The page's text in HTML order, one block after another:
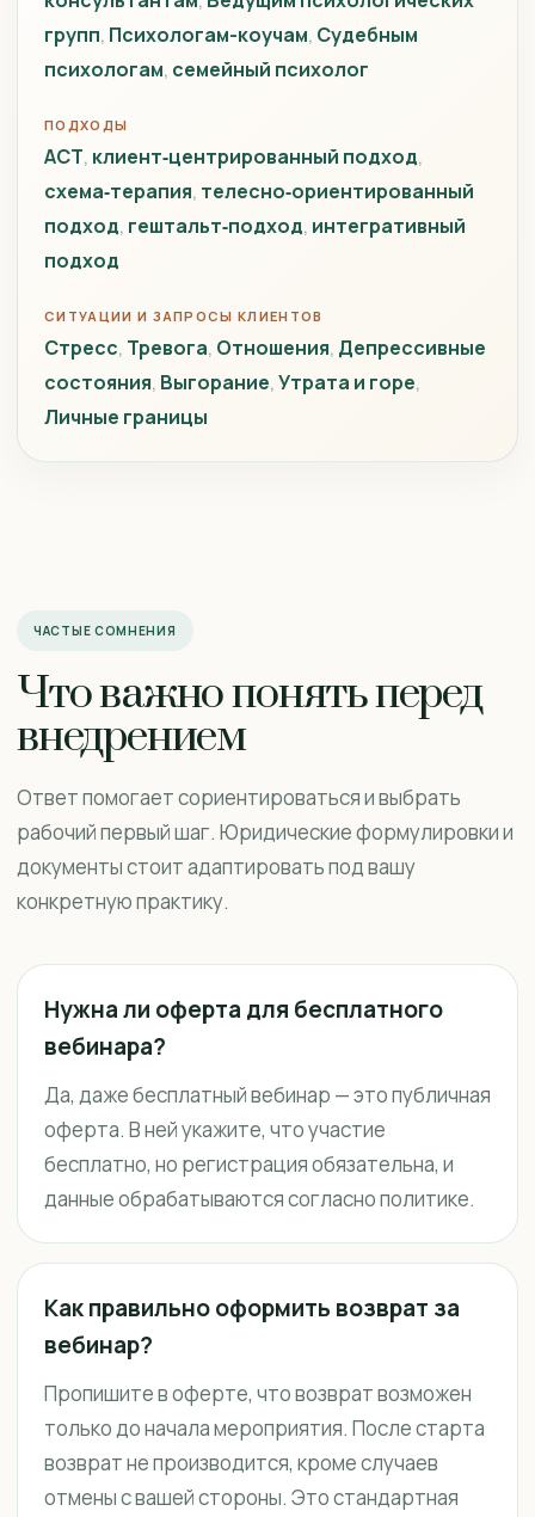
групп Психологам-коучам Судебным
психологам семейный психолог
ПОДХОДЫ
ACT клиент‑центрированный подход
схема‑терапия телесно‑ориентированный
подход гештальт‑подход интегративный
подход
СИТУАЦИИ И ЗАПРОСЫ КЛИЕНТОВ
Стресс Тревога Отношения Депрессивные
состояния Выгорание Утрата и горе
Личные границы
ЧАСТЫЕ СОМНЕНИЯ
Что важно понять перед
внедрением
Ответ помогает сориентироваться и выбрать
рабочий первый шаг. Юридические формулировки и
документы стоит адаптировать под вашу
конкретную практику.
Нужна ли оферта для бесплатного
вебинара?
Да, даже бесплатный вебинар — это публичная
оферта. В ней укажите, что участие
бесплатно, но регистрация обязательна, и
данные обрабатываются согласно политике.
Как правильно оформить возврат за
вебинар?
Пропишите в оферте, что возврат возможен
только до начала мероприятия. После старта
возврат не производится, кроме случаев
отмены с вашей стороны. Это стандартная